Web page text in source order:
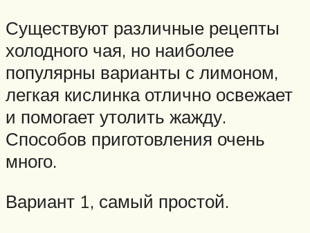
Существуют различные рецепты
холодного чая, но наиболее
популярны варианты с лимоном,
легкая кислинка отлично освежает
и помогает утолить жажду.
Способов приготовления очень
много.
Вариант 1, самый простой.